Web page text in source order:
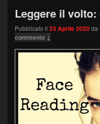
Leggere il
Pubblicato il 23 Aprile 2020da
commento ↓